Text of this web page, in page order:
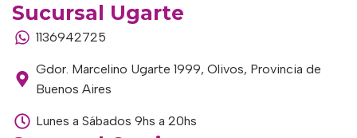
Sucursal Ugarte
1136942725
Gdor. Marcelino Ugarte 1999, Olivos, Provincia de
Buenos Aires
Lunes a Sábados 9hs a 20hs